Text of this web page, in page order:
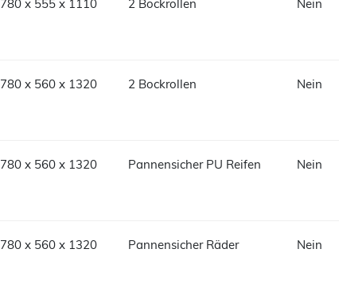
780 x 555 x 1110 2 Bockrollen Nein
780 x 560 x 1320 2 Bockrollen Nein
780 x 560 x 1320 Pannensicher PU Reifen Nein
780 x 560 x 1320 Pannensicher Räder Nein